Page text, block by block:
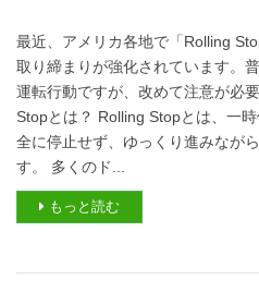
最近、アメリカ各地で「Rolling
取り締まりが強化されています。
運転行動ですが、改めて注意が必
Stopとは？ Rolling Stopとは、一
全に停止せず、ゆっくり進みなが
す。 多くのド...
もっと読む